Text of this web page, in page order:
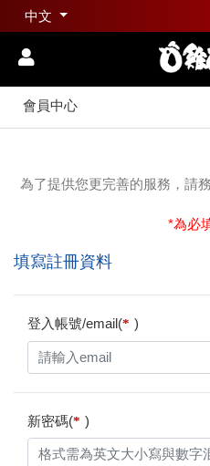
中文
會員中心
為了提供您更完善的服務，請
*為必
填寫註冊資料
登入帳號/email(* )
新密碼(* )